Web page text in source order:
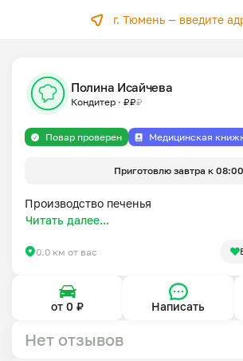
г. Тюмень — введите
Полина Исайчева
Кондитер · ₽₽₽
Повар проверен Медицинская
Приготовлю завтра к 08:00
Производство печенья
Читать далее...
0.0 км от вас
от 0 ₽ Написать
Нет отзывов